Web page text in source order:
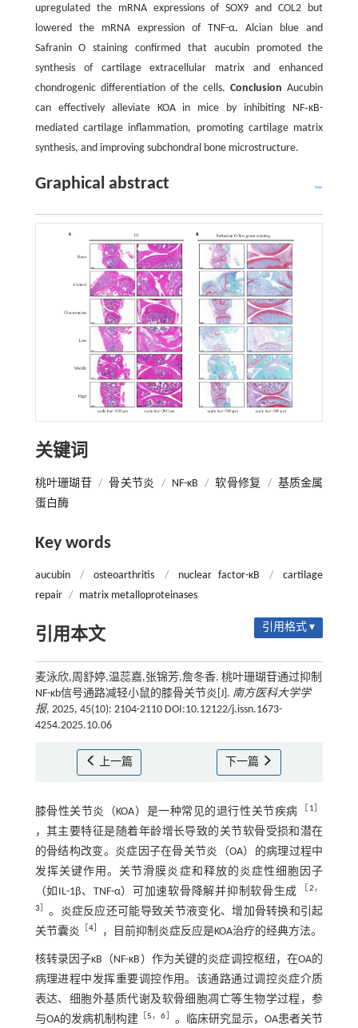
upregulated the mRNA expressions of SOX9 and COL2 but
lowered the mRNA expression of TNF-α. Alcian blue and
Safranin O staining confirmed that aucubin promoted the
synthesis of cartilage extracellular matrix and enhanced
chondrogenic differentiation of the cells.Conclusion Aucubin
can effectively alleviate KOA in mice by inhibiting NF‑κB-
mediated cartilage inflammation, promoting cartilage matrix
synthesis, and improving subchondral bone microstructure.
Graphical abstract
关键词
桃叶珊瑚苷 / 骨关节炎 / NF-κB / 软骨修复 / 基质金属
蛋白酶
Key words
aucubin / osteoarthritis / nuclear factor-κB /
cartilage
repair / matrix metalloproteinases
引用本文 引用格式 ▾
麦泳欣,周舒婷,温蕊嘉,张锦芳,詹冬香. 桃叶珊瑚苷通过抑制
NF-κb信号通路减轻小鼠的膝骨关节炎[J]. 南方医科大学学
报, 2025, 45(10): 2104-2110 DOI:10.12122/j.issn.1673-
4254.2025.10.06
上一篇 下一篇
膝骨性关节炎（KOA）是一种常见的退行性关节疾病 1
，其主要特征是随着年龄增长导致的关节软骨受损和潜在
的骨结构改变。炎症因子在骨关节炎（OA）的病理过程中
发挥关键作用。关节滑膜炎症和释放的炎症性细胞因子
（如IL-1β、TNF-α）可加速软骨降解并抑制软骨生成
2，
3
。炎症反应还可能导致关节液变化、增加骨转换和引起
关节囊炎
4］ ，目前抑制炎症反应是KOA治疗的经典方法。
核转录因子κB（NF-κB）作为关键的炎症调控枢纽，在OA的
病理进程中发挥重要调控作用。该通路通过调控炎症介质
表达、细胞外基质代谢及软骨细胞凋亡等生物学过程，参
与OA的发病机制构建 ［5，6 。临床研究显示，OA患者关节